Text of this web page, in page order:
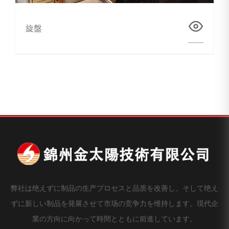
旋盤
弊社は绝えずに制品の生产プロセスと品质を改善し、そして绝え
ずに新しい制品を発展させて市场の竞争力を维持します。現代企
業の方向に向かって時間とともに前進しています。